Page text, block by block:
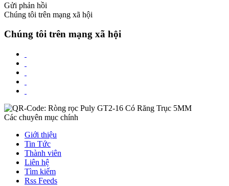
Gửi phản hồi
Chúng tôi trên mạng xã hội
Chúng tôi trên mạng xã hội
Các chuyên mục chính
Giới thiệu
Tin Tức
Thành viên
Liên hệ
Tìm kiếm
Rss Feeds